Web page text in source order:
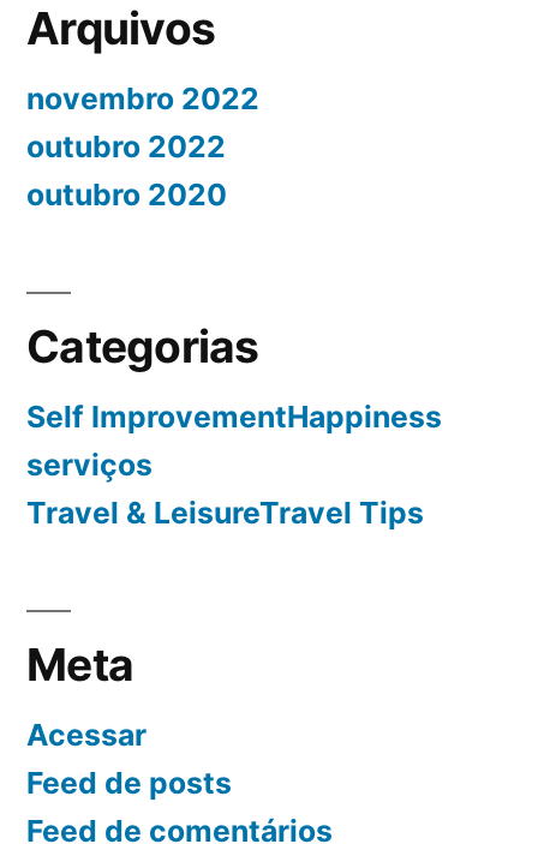
Arquivos
novembro 2022
outubro 2022
outubro 2020
Categorias
Self ImprovementHappiness
serviços
Travel & LeisureTravel Tips
Meta
Acessar
Feed de posts
Feed de comentários